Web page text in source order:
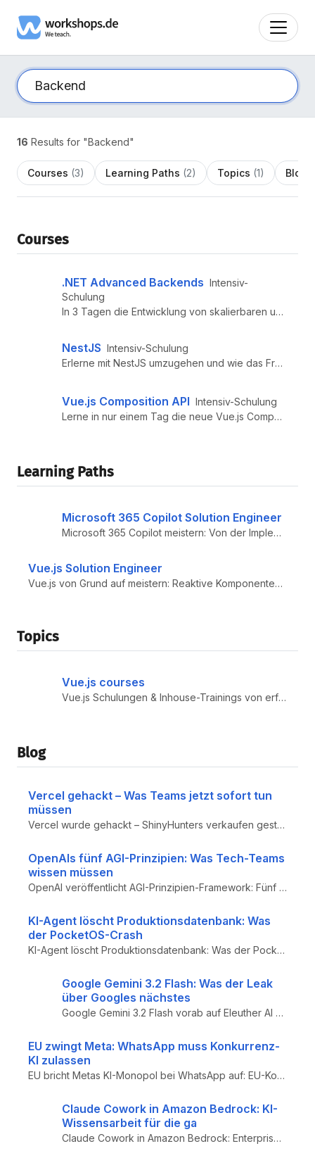
16 Results for "Backend"
Courses (3) Learning Paths (2) Topics (1) Blog
Courses
.NET Advanced Backends Intensiv-
Schulung
In 3 Tagen die Entwicklung von skalierbaren und langfristig wartbaren Cloud-Native Backends auf Basis von .NET lernen.
NestJS Intensiv-Schulung
Erlerne mit NestJS umzugehen und wie das Framework als Enterprise Backend verwendet wird. Auch als Inhouse-Schulung buch...
Vue.js Composition API Intensiv-Schulung
Lerne in nur einem Tag die neue Vue.js Composition API kennen. Natürlich durch unsere Vuejs.de Expert:innen – auch als I...
Learning Paths
Microsoft 365 Copilot Solution Engineer
Microsoft 365 Copilot meistern: Von der Implementierung bis zur Workflow-Optimierung – werde zur Expertin oder zum Exper...
Vue.js Solution Engineer
Vue.js von Grund auf meistern: Reaktive Komponenten entwickeln, State Management beherrschen und skalierbare Web-Apps ba...
Topics
Vue.js courses
Vue.js Schulungen & Inhouse-Trainings von erfahrenen Expert:innen. Praxisnahe Workshops zu Vue 3, Composition API, Pinia...
Blog
Vercel gehackt – Was Teams jetzt sofort tun
müssen
Vercel wurde gehackt – ShinyHunters verkaufen gestohlene Daten: Mitarbeiternamen und E-Mail-Adressen bereits veröffentli...
OpenAIs fünf AGI-Prinzipien: Was Tech-Teams
wissen müssen
OpenAI veröffentlicht AGI-Prinzipien-Framework: Fünf Leitlinien steuern künftige Entwicklung von AGI – von Demokratisier...
KI-Agent löscht Produktionsdatenbank: Was
der PocketOS-Crash
KI-Agent löscht Produktionsdatenbank: Was der PocketOS-Crash für Engineering-Teams bedeutet – Analyse der Agentic-Engine...
Google Gemini 3.2 Flash: Was der Leak
über Googles nächstes
Google Gemini 3.2 Flash vorab auf Eleuther AI Arena: Was das neue Frontier-Modell von Google kann – SVG-Generierung, Cod...
EU zwingt Meta: WhatsApp muss Konkurrenz-
KI zulassen
EU bricht Metas KI-Monopol bei WhatsApp auf: EU-Kommission droht mit Eilverfügung wegen Blockade von Konkurrenz-KI – Dig...
Claude Cowork in Amazon Bedrock: KI-
Wissensarbeit für die ga
Claude Cowork in Amazon Bedrock: Enterprise-Rollout von KI-gestützten Entwicklungsumgebungen – AWS-native Integration, L...